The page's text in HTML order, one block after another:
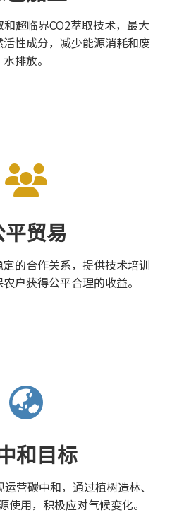
超临界CO2萃取技术，最大
性成分，减少能源消耗和废
水排放。
平贸易
的合作关系，提供技术培训
户获得公平合理的收益。
和目标
营碳中和，通过植树造林、
使用，积极应对气候变化。